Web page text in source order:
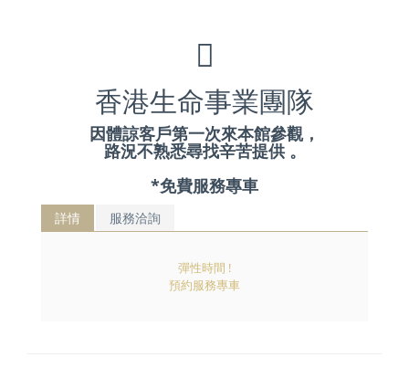
香港生命事業團隊
因體諒客戶第一次來本館參觀，
路況不熟悉尋找辛苦提供 。
*免費服務專車
詳情 服務洽詢
彈性時間 !
預約服務專車